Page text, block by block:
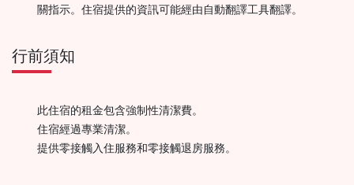
關指示。住宿提供的資訊可能經由自動翻譯工具翻譯。
行前須知
此住宿的租金包含強制性清潔費。
住宿經過專業清潔。
提供零接觸入住服務和零接觸退房服務。